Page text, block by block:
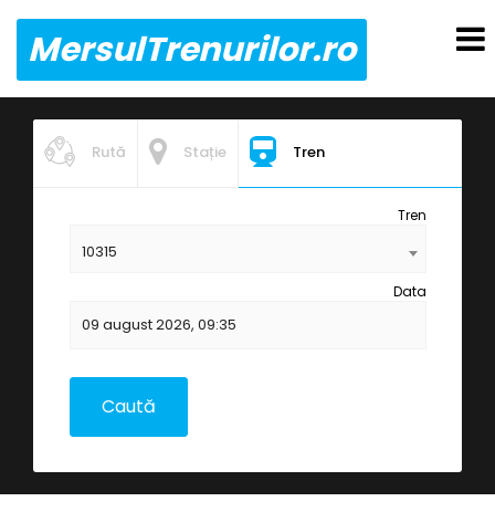
MersulTrenurilor.ro
Rută Stație Tren
Tren
10315
Data